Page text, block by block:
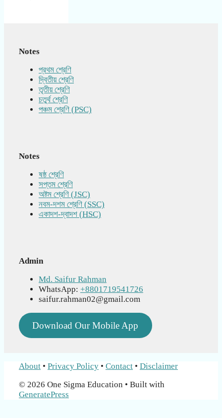
Notes
প্রথম শ্রেণি
দ্বিতীয় শ্রেণি
তৃতীয় শ্রেণি
চতুর্থ শ্রেণি
পঞ্চম শ্রেণি (PSC)
Notes
ষষ্ঠ শ্রেণি
সপ্তম শ্রেণি
অষ্টম শ্রেণি (JSC)
নবম-দশম শ্রেণি (SSC)
একাদশ-দ্বাদশ (HSC)
Admin
Md. Saifur Rahman
WhatsApp: +8801719541726
saifur.rahman02@gmail.com
Download Our Mobile App
About • Privacy Policy • Contact • Disclaimer
© 2026 One Sigma Education • Built with
GeneratePress